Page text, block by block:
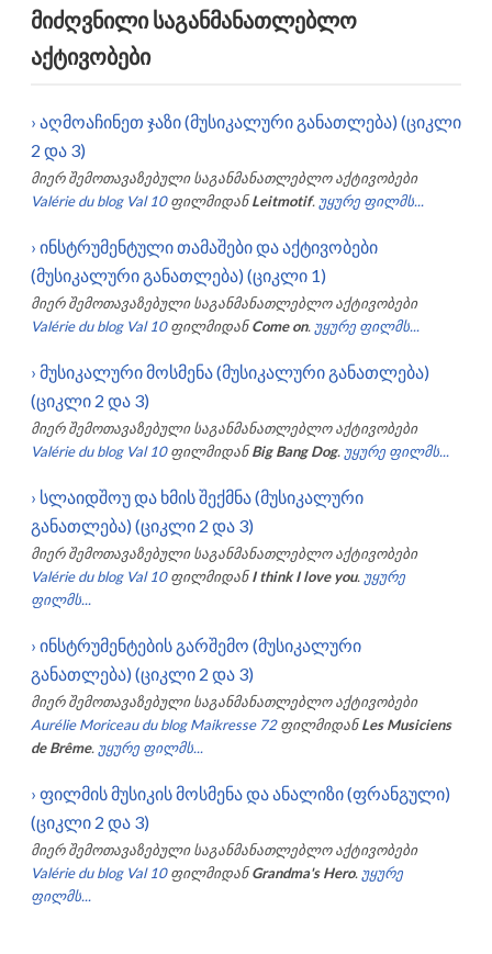
მიძღვნილი საგანმანათლებლო
აქტივობები
› აღმოაჩინეთ ჯაზი (მუსიკალური განათლება) (ციკლი
2 და 3)
მიერ შემოთავაზებული საგანმანათლებლო აქტივობები
Valérie du blog Val 10 ფილმიდან Leitmotif. უყურე ფილმს...
› ინსტრუმენტული თამაშები და აქტივობები
(მუსიკალური განათლება) (ციკლი 1)
მიერ შემოთავაზებული საგანმანათლებლო აქტივობები
Valérie du blog Val 10 ფილმიდან Come on. უყურე ფილმს...
› მუსიკალური მოსმენა (მუსიკალური განათლება)
(ციკლი 2 და 3)
მიერ შემოთავაზებული საგანმანათლებლო აქტივობები
Valérie du blog Val 10 ფილმიდან Big Bang Dog. უყურე ფილმს...
› სლაიდშოუ და ხმის შექმნა (მუსიკალური
განათლება) (ციკლი 2 და 3)
მიერ შემოთავაზებული საგანმანათლებლო აქტივობები
Valérie du blog Val 10 ფილმიდან I think I love you. უყურე
ფილმს...
› ინსტრუმენტების გარშემო (მუსიკალური
განათლება) (ციკლი 2 და 3)
მიერ შემოთავაზებული საგანმანათლებლო აქტივობები
Aurélie Moriceau du blog Maikresse 72 ფილმიდან Les Musiciens
de Brême. უყურე ფილმს...
› ფილმის მუსიკის მოსმენა და ანალიზი (ფრანგული)
(ციკლი 2 და 3)
მიერ შემოთავაზებული საგანმანათლებლო აქტივობები
Valérie du blog Val 10 ფილმიდან Grandma's Hero. უყურე
ფილმს...